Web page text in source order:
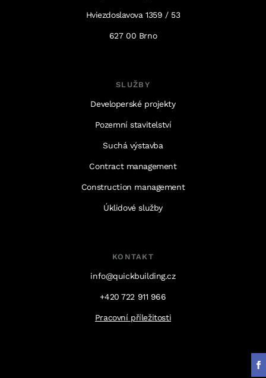
Hviezdoslavova 1359 / 53
627 00 Brno
SLUŽBY
Developerské projekty
Pozemní stavitelství
Suchá výstavba
Contract management
Construction management
Úklidové služby
KONTAKT
info@quickbuilding.cz
+420 722 911 966
Pracovní příležitosti